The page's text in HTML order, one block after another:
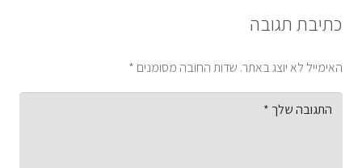
כתיבת תגובה
האימייל לא יוצג באתר. שדות החובה מסומנים *